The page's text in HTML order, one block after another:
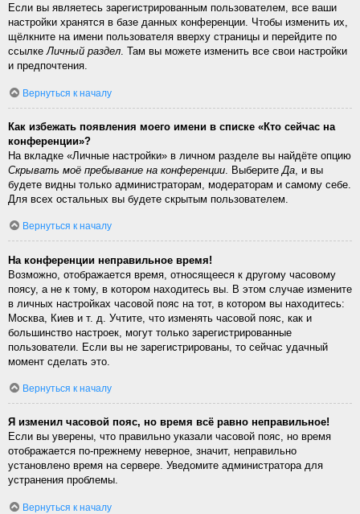
Если вы являетесь зарегистрированным пользователем, все ваши
настройки хранятся в базе данных конференции. Чтобы изменить их,
щёлкните на имени пользователя вверху страницы и перейдите по
ссылке Личный раздел . Там вы можете изменить все свои настройки
и предпочтения.
Вернуться к началу
Как избежать появления моего имени в списке «Кто сейчас на
конференции»?
На вкладке «Личные настройки» в личном разделе вы найдёте опцию
Скрывать моё пребывание на конференции . Выберите Да , и вы
будете видны только администраторам, модераторам и самому себе.
Для всех остальных вы будете скрытым пользователем.
Вернуться к началу
На конференции неправильное время!
Возможно, отображается время, относящееся к другому часовому
поясу, а не к тому, в котором находитесь вы. В этом случае измените
в личных настройках часовой пояс на тот, в котором вы находитесь:
Москва, Киев и т. д. Учтите, что изменять часовой пояс, как и
большинство настроек, могут только зарегистрированные
пользователи. Если вы не зарегистрированы, то сейчас удачный
момент сделать это.
Вернуться к началу
Я изменил часовой пояс, но время всё равно неправильное!
Если вы уверены, что правильно указали часовой пояс, но время
отображается по-прежнему неверное, значит, неправильно
установлено время на сервере. Уведомите администратора для
устранения проблемы.
Вернуться к началу